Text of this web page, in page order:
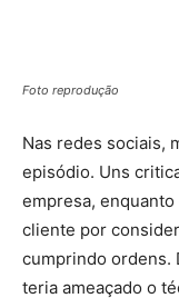
Foto reprodução
Nas redes sociais,
episódio. Uns
empresa,
cliente por
cumprindo ordens.
teria ameaçado o